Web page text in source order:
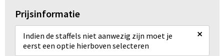
Prijsinformatie
Indien de staffels niet aanwezig zijn moet je
eerst een optie hierboven selecteren
×